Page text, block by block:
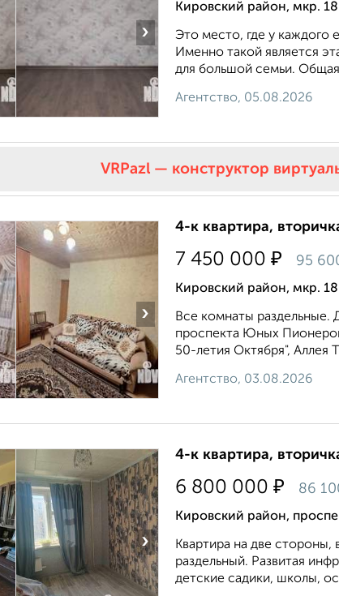
›
Кировский район, мкр.
Это место, где у каждого
Именно такой является
для большой семьи.
Агентство, 05.08.2026
VRPazl — конструктор
›
4-к квартира,
7 450 000 ₽ 95
Кировский район, мкр.
Все комнаты раздельные.
проспекта Юных
50-летия Октября", Аллея
Агентство, 03.08.2026
›
4-к квартира,
6 800 000 ₽ 86
Кировский район,
Квартира на две стороны,
раздельный. Развитая
детские садики, школы,